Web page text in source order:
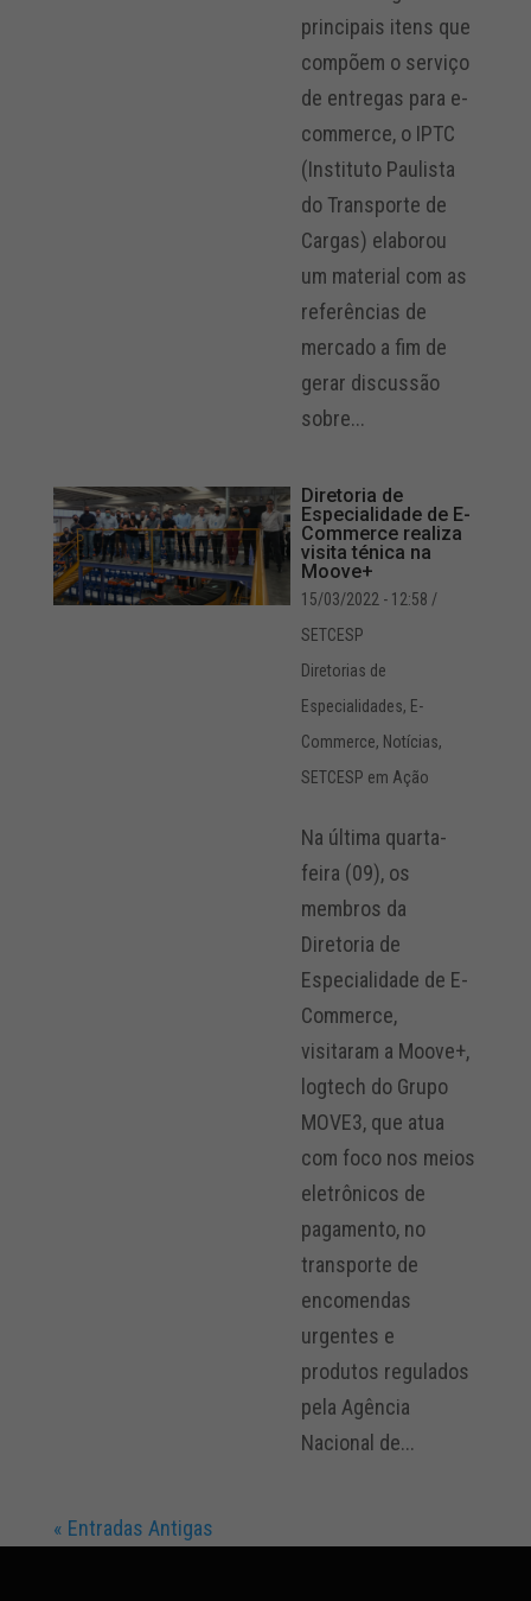
principais itens que
compõem o serviço
de entregas para e-
commerce, o IPTC
(Instituto Paulista
do Transporte de
Cargas) elaborou
um material com as
referências de
mercado a fim de
gerar discussão
sobre...
Diretoria de
Especialidade de E-
Commerce realiza
visita ténica na
Moove+
15/03/2022 - 12:58 /
SETCESP
Diretorias de
Especialidades, E-
Commerce, Notícias,
SETCESP em Ação
Na última quarta-
feira (09), os
membros da
Diretoria de
Especialidade de E-
Commerce,
visitaram a Moove+,
logtech do Grupo
MOVE3, que atua
com foco nos meios
eletrônicos de
pagamento, no
transporte de
encomendas
urgentes e
produtos regulados
pela Agência
Nacional de...
« Entradas Antigas